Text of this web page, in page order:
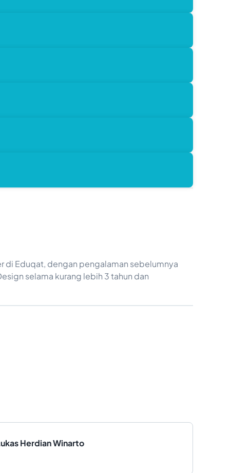
di Eduqat, dengan pengalaman sebelumnya
selama kurang lebih 3 tahun dan
Herdian Winarto